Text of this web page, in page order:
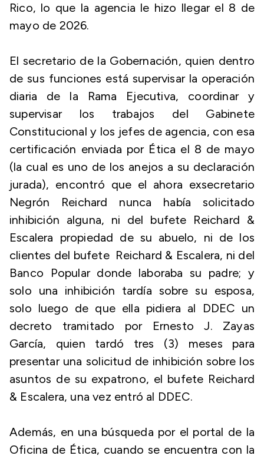
Rico, lo que la agencia le hizo llegar el 8 de
mayo de 2026.
El secretario de la Gobernación, quien dentro
de sus funciones está supervisar la operación
diaria de la Rama Ejecutiva, coordinar y
supervisar los trabajos del Gabinete
Constitucional y los jefes de agencia, con esa
certificación enviada por Ética el 8 de mayo
(la cual es uno de los anejos a su declaración
jurada), encontró que el ahora exsecretario
Negrón Reichard nunca había solicitado
inhibición alguna, ni del bufete Reichard &
Escalera propiedad de su abuelo, ni de los
clientes del bufete Reichard & Escalera, ni del
Banco Popular donde laboraba su padre; y
solo una inhibición tardía sobre su esposa,
solo luego de que ella pidiera al DDEC un
decreto tramitado por Ernesto J. Zayas
García, quien tardó tres (3) meses para
presentar una solicitud de inhibición sobre los
asuntos de su expatrono, el bufete Reichard
& Escalera, una vez entró al DDEC.
Además, en una búsqueda por el portal de la
Oficina de Ética, cuando se encuentra con la